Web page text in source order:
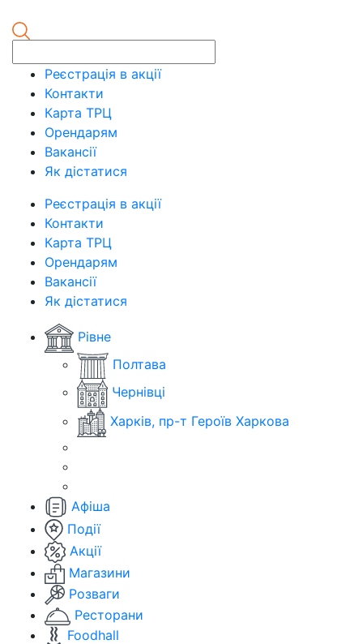
Реєстрація в акції
Контакти
Карта ТРЦ
Орендарям
Вакансії
Як дістатися
Реєстрація в акції
Контакти
Карта ТРЦ
Орендарям
Вакансії
Як дістатися
Рівне
Полтава
Чернівці
Харків, пр-т Героїв Харкова
Афіша
Події
Акції
Магазини
Розваги
Ресторани
Foodhall